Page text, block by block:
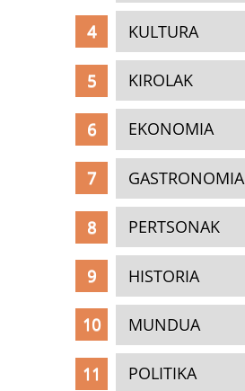
KULTURA
KIROLAK
EKONOMIA
GASTRONOMIA
PERTSONAK
HISTORIA
MUNDUA
POLITIKA